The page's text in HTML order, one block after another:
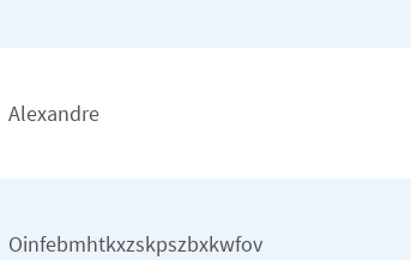
Alexandre
Oinfebmhtkxzskpszbxkwfov